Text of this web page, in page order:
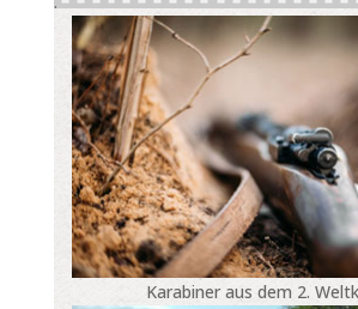
Karabiner aus dem 2.